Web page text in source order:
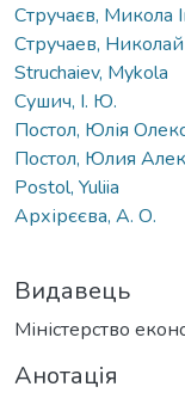
Стручаєв, Микола
Стручаев,
Struchaiev, Mykola
Сушич, І. Ю.
Постол, Юлія
Постол, Юлия
Postol, Yuliia
Архірєєва, А. О.
Видавець
Міністерство
Анотація